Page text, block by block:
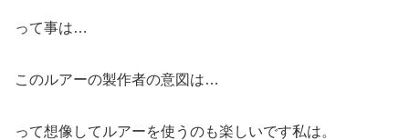
って事は…
このルアーの製作者の意図は…
って想像してルアーを使うのも楽しいです私は。